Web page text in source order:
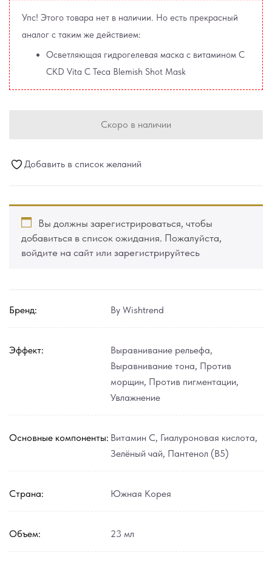
Упс! Этого товара нет в наличии. Но есть прекрасный
аналог с таким же действием:
Осветляющая гидрогелевая маска с витамином С
CKD Vita C Teca Blemish Shot Mask
Скоро в наличии
Добавить в список желаний
Вы должны зарегистрироваться, чтобы
добавиться в список ожидания. Пожалуйста,
войдите на сайт или зарегистрируйтесь
Бренд: By Wishtrend
Эффект: Выравнивание рельефа,
Выравнивание тона, Против
морщин, Против пигментации,
Увлажнение
Основные компоненты: Витамин С, Гиалуроновая кислота,
Зелёный чай, Пантенол (В5)
Страна: Южная Корея
Объем: 23 мл